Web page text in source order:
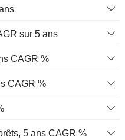
sur 5 ans
CAGR %
CAGR %
5 ans CAGR %